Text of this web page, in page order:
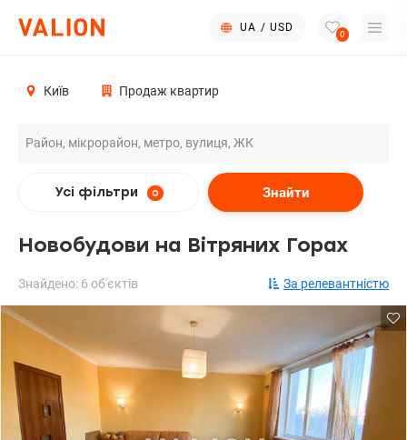
UA / USD
0
Київ Продаж квартир
Усі фільтри 0 Знайти
Новобудови на Вітряних Горах
Знайдено: 6 об'єктів За релевантністю